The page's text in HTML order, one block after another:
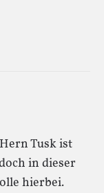
Tusk ist
in dieser
hierbei.